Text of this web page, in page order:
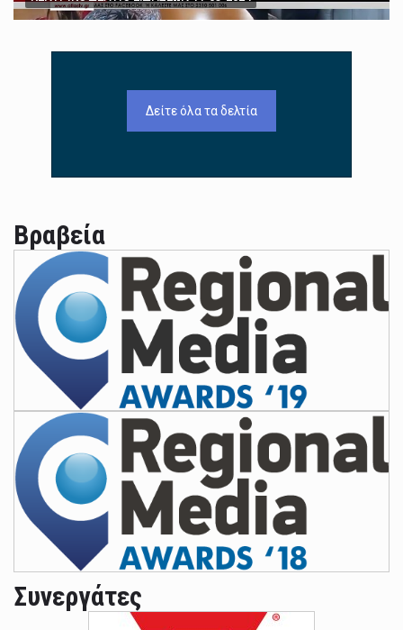
Δείτε όλα τα δελτία
Βραβεία
Συνεργάτες